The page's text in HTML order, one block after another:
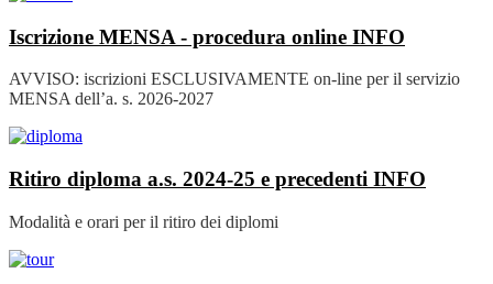
Iscrizione MENSA - procedura online INFO
AVVISO: iscrizioni ESCLUSIVAMENTE on-line per il servizio
MENSA dell’a. s. 2026-2027
Ritiro diploma a.s. 2024-25 e precedenti INFO
Modalità e orari per il ritiro dei diplomi